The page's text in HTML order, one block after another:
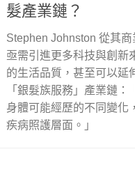
髮產業鏈？
Stephen Johnston 從其
亟需引進更多科技與創新
的生活品質，甚至可以延
「銀髮族服務」產業鏈
身體可能經歷的不同變化
疾病照護層面。」